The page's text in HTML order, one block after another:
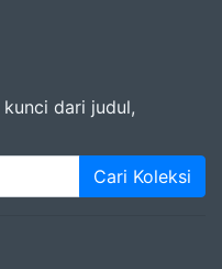
dari judul,
Cari Koleksi